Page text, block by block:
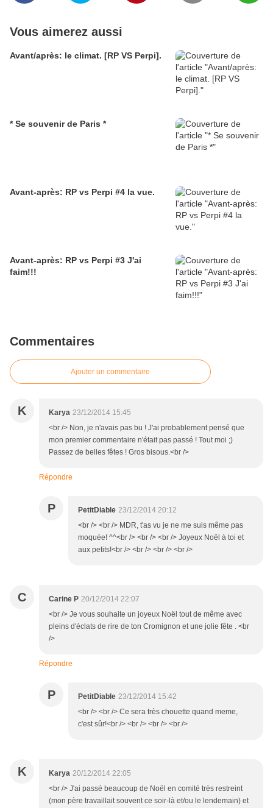
Vous aimerez aussi
Avant/après: le climat. [RP VS Perpi].
* Se souvenir de Paris *
Avant-après: RP vs Perpi #4 la vue.
Avant-après: RP vs Perpi #3 J'ai
faim!!!
Commentaires
Ajouter un commentaire
K Karya 23/12/2014 15:45
<br /> Non, je n'avais pas bu ! J'ai probablement pensé que
mon premier commentaire n'était pas passé ! Tout moi ;)
Passez de belles fêtes ! Gros bisous.<br />
Répondre
P PetitDiable 23/12/2014 20:12
<br /> <br /> MDR, t'as vu je ne me suis même pas
moquée! ^^<br /> <br /> <br /> Joyeux Noël à toi et
aux petits!<br /> <br /> <br /> <br />
C Carine P 20/12/2014 22:07
<br /> Je vous souhaite un joyeux Noël tout de même avec
pleins d'éclats de rire de ton Cromignon et une jolie fête . <br
/>
Répondre
P PetitDiable 23/12/2014 15:42
<br /> <br /> Ce sera très chouette quand meme,
c'est sûr!<br /> <br /> <br /> <br />
K Karya 20/12/2014 22:05
<br /> J'ai passé beaucoup de Noël en comité très restreint
(mon père travaillait souvent ce soir-là et/ou le lendemain) et